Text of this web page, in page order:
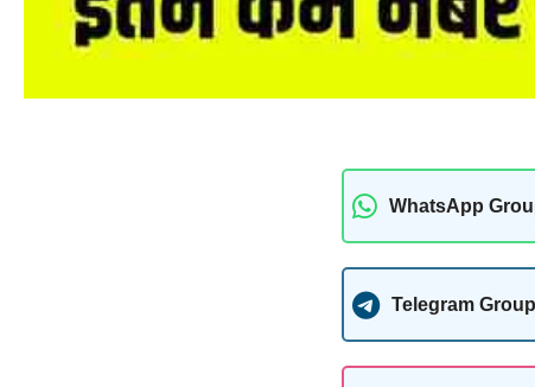
WhatsApp
Telegram Group